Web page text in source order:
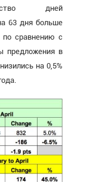
дней
63 дня больше
по сравнению с
предложения в
на 0,5%